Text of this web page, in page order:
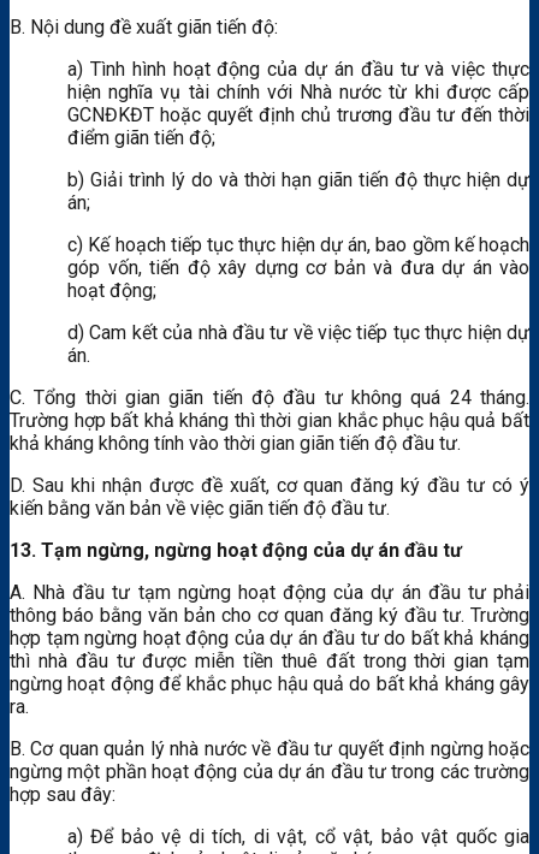
B. Nội dung đề xuất giãn tiến độ:
a) Tình hình hoạt động của dự án đầu tư và việc thực
hiện nghĩa vụ tài chính với Nhà nước từ khi được cấp
GCNĐKĐT hoặc quyết định chủ trương đầu tư đến thời
điểm giãn tiến độ;
b) Giải trình lý do và thời hạn giãn tiến độ thực hiện dự
án;
c) Kế hoạch tiếp tục thực hiện dự án, bao gồm kế hoạch
góp vốn, tiến độ xây dựng cơ bản và đưa dự án vào
hoạt động;
d) Cam kết của nhà đầu tư về việc tiếp tục thực hiện dự
án.
C. Tổng thời gian giãn tiến độ đầu tư không quá 24 tháng.
Trường hợp bất khả kháng thì thời gian khắc phục hậu quả bất
khả kháng không tính vào thời gian giãn tiến độ đầu tư.
D. Sau khi nhận được đề xuất, cơ quan đăng ký đầu tư có ý
kiến bằng văn bản về việc giãn tiến độ đầu tư.
13. Tạm ngừng, ngừng hoạt động của dự án đầu tư
A. Nhà đầu tư tạm ngừng hoạt động của dự án đầu tư phải
thông báo bằng văn bản cho cơ quan đăng ký đầu tư. Trường
hợp tạm ngừng hoạt động của dự án đầu tư do bất khả kháng
thì nhà đầu tư được miễn tiền thuê đất trong thời gian tạm
ngừng hoạt động để khắc phục hậu quả do bất khả kháng gây
ra.
B. Cơ quan quản lý nhà nước về đầu tư quyết định ngừng hoặc
ngừng một phần hoạt động của dự án đầu tư trong các trường
hợp sau đây:
a) Để bảo vệ di tích, di vật, cổ vật, bảo vật quốc gia